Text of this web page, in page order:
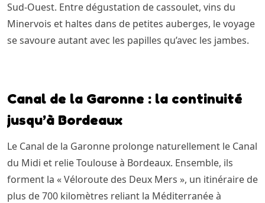
Sud-Ouest. Entre dégustation de cassoulet, vins du
Minervois et haltes dans de petites auberges, le voyage
se savoure autant avec les papilles qu’avec les jambes.
Canal de la Garonne : la continuité
jusqu’à Bordeaux
Le Canal de la Garonne prolonge naturellement le Canal
du Midi et relie Toulouse à Bordeaux. Ensemble, ils
forment la « Véloroute des Deux Mers », un itinéraire de
plus de 700 kilomètres reliant la Méditerranée à